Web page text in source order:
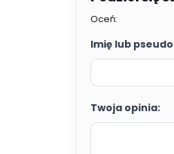
Oceń:
Imię lub
Twoja opinia: